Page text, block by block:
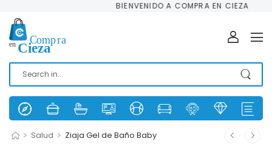
BIENVENIDO A COMPRA EN CIEZA
> Salud > Ziaja Gel de Baño Baby